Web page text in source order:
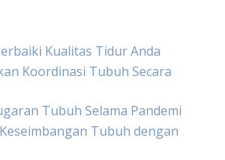
Kualitas Tidur Anda
Koordinasi Tubuh Secara
Tubuh Selama Pandemi
Tubuh dengan